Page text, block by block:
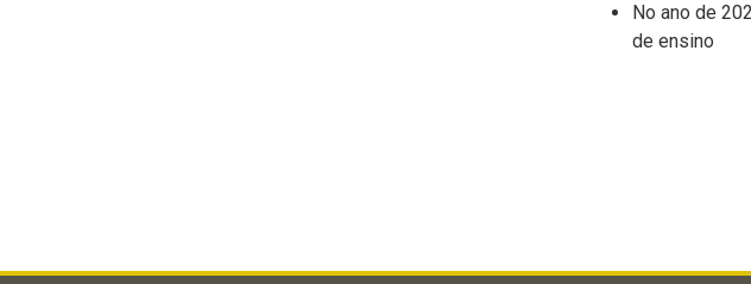
No ano de
de ensino